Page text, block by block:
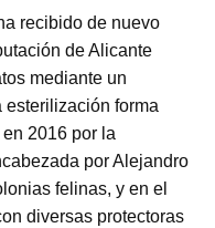
recibido de nuevo
de Alicante
mediante un
esterilización forma
2016 por la
por Alejandro
felinas, y en el
diversas protectoras